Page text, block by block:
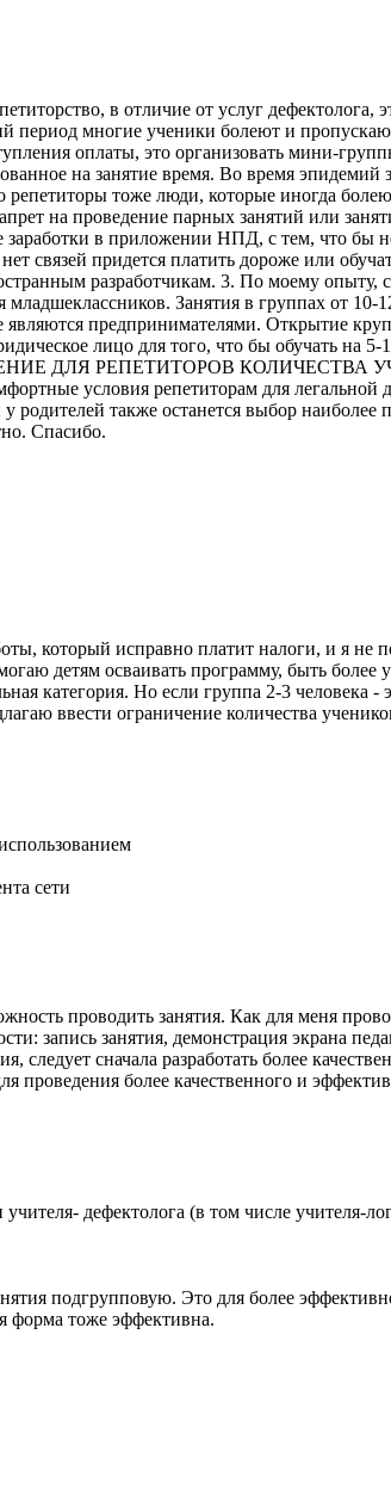
в отличие от услуг
многие ученики болеют и
оплаты, это организовать мини-
на занятие время. Во время
репетиторы тоже люди, которые иногда
на проведение парных занятий или
заработки в приложении НПД, с тем, что
связей придется платить дороже или
разработчикам. 3. По моему
Занятия в группах от
предпринимателями. Открытие
лицо для того, что бы обучать на
ДЛЯ РЕПЕТИТОРОВ КОЛИЧЕСТВА
условия репетиторам для
также останется выбор
Спасибо.
который исправно платит налоги, и я
детям осваивать программу, быть
категория. Но если группа 2-3 человека
ввести ограничение количества
сети
проводить занятия. Как для меня
запись занятия, демонстрация экрана
следует сначала разработать более
проведения более качественного и
дефектолога (в том числе учителя-
подгрупповую. Это для более
форма тоже эффективна.